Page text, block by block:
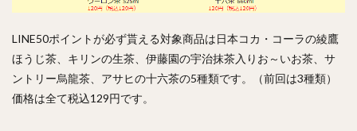
LINE50ポイントが必ず貰える対象商品は日本コカ・コーラの綾鷹
ほうじ茶、キリンの生茶、伊藤園の宇治抹茶入りお～いお茶、サ
ントリー烏龍茶、アサヒの十六茶の5種類です。（前回は3種類）
価格は全て税込129円です。